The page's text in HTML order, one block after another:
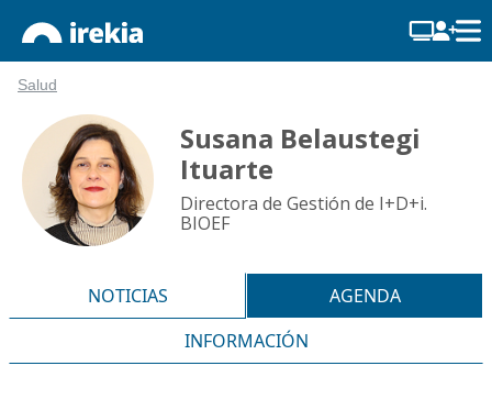
Salud
Susana Belaustegi
Ituarte
Directora de Gestión de I+D+i.
BIOEF
NOTICIAS
AGENDA
INFORMACIÓN